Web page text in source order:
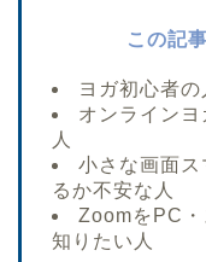
この記
ヨガ初心者の
オンライン
人
小さな画面ス
るか不安な人
ZoomをPC・
知りたい人